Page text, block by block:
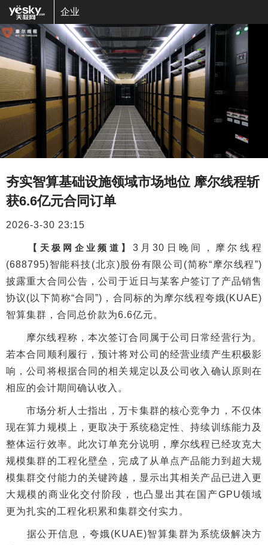
企业
夯实智算基础设施领域市场地位 摩尔线程斩
获6.6亿元合同订单
2026-3-30 23:15
【天极网企业频道】 3月30日晚间，摩尔线程
(688795)智能科技(北京)股份有限公司(简称“摩尔线程”)
披露重大合同公告，公司于近日与某客户签订了产品销售
协议(以下简称“合同”)，合同标的为摩尔线程夸娥(KUAE)
智算集群，合同总价款为6.6亿元。
摩尔线程称，本次签订合同属于公司日常经营行为。
若本合同顺利履行，预计将对公司的经营业绩产生积极影
响，公司将根据合同的相关规定以及公司收入确认原则在
相应的会计期间确认收入。
市场分析人士指出，万卡集群的核心竞争力，不仅体
现在算力规模上，更取决于系统稳定性、持续训练能力及
整体运行效率。此次订单充分说明，摩尔线程已经攻克大
规模集群的工程化壁垒，完成了从单点产品能力到超大规
模集群交付能力的关键跨越，显示出其相关产品已进入更
大规模的商业化交付阶段，也凸显出其在国产GPU领域
更为扎实的工程化积累和集群交付实力。
据公开信息，夸娥(KUAE)智算集群为系统级解决方